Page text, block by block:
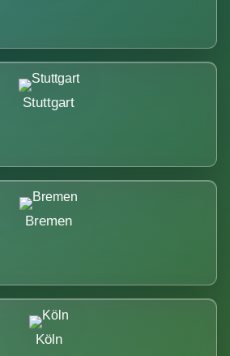
Stuttgart
Bremen
Köln